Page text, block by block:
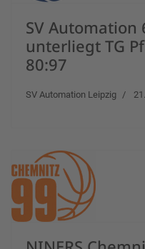
SV Automation
unterliegt TG
80:97
SV Automation Leipzig